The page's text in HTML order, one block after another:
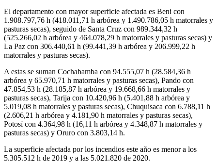
El departamento con mayor superficie afectada es Beni con
1.908.797,76 h (418.011,71 h arbórea y 1.490.786,05 h matorrales y
pasturas secas), seguido de Santa Cruz con 989.344,32 h
(525.266,02 h arbórea y 464.078,29 h matorrales y pasturas secas) y
La Paz con 306.440,61 h (99.441,39 h arbórea y 206.999,22 h
matorrales y pasturas secas).
A estas se suman Cochabamba con 94.555,07 h (28.584,36 h
arbórea y 65.970,71 h matorrales y pasturas secas), Pando con
47.854,53 h (28.185,87 h arbórea y 19.668,66 h matorrales y
pasturas secas), Tarija con 10.420,96 h (5.401,88 h arbórea y
5.019,08 h matorrales y pasturas secas), Chuquisaca con 6.788,11 h
(2.606,21 h arbórea y 4.181,90 h matorrales y pasturas secas),
Potosí con 4.364,98 h (16,11 h arbórea y 4.348,87 h matorrales y
pasturas secas) y Oruro con 3.803,14 h.
La superficie afectada por los incendios este año es menor a los
5.305.512 h de 2019 y a las 5.021.820 de 2020.